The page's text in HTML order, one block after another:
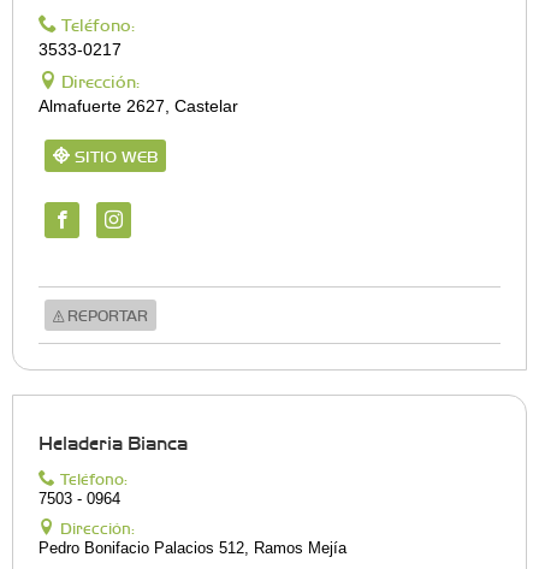
Teléfono:
3533-0217
Dirección:
Almafuerte 2627, Castelar
SITIO WEB
REPORTAR
Heladeria Bianca
Teléfono:
7503 - 0964
Dirección:
Pedro Bonifacio Palacios 512, Ramos Mejía